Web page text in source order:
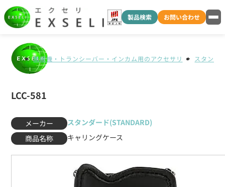
製品検索 お問い合わせ
無線機・トランシーバー・インカム用のアクセサリ スタンダ
LCC-581
メーカー
スタンダード(STANDARD)
商品名称
キャリングケース